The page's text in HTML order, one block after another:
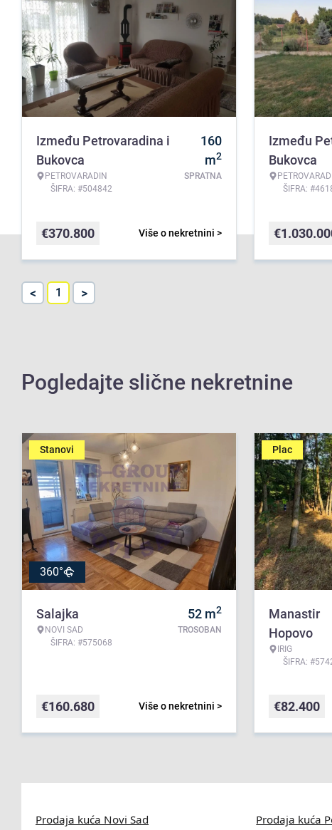
Između Petrovaradina i
Bukovca
PETROVARADIN
ŠIFRA: #504842
160
m2
SPRATNA
Više o nekretnini >
€370.800
Između
Bukovca
ŠIFRA:
€
< 1 >
Pogledajte slične nekretnine
Stanovi
360°
Salajka
NOVI SAD
ŠIFRA: #575068
52 m2
TROSOBAN
Više o nekretnini >
€160.680
Plac
Manastir
Hopovo
IRIG
ŠIFRA:
€82.400
Prodaja kuća Novi Sad Prodaja kuća